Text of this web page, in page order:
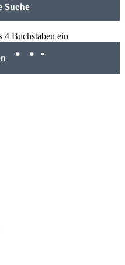
Suche
4 Buchstaben ein